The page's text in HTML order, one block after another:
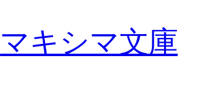
マキシマ文庫